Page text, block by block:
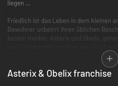
liegen …
Friedlich ist das Leben in dem kleinen
Bewohner unbeirrt ihren üblichen
beiden Helden, Asterix und Obelix,
majestätisch auf seinem Schild über
Aber eines Tages müssen Asterix und
Asterix & Obelix franchise